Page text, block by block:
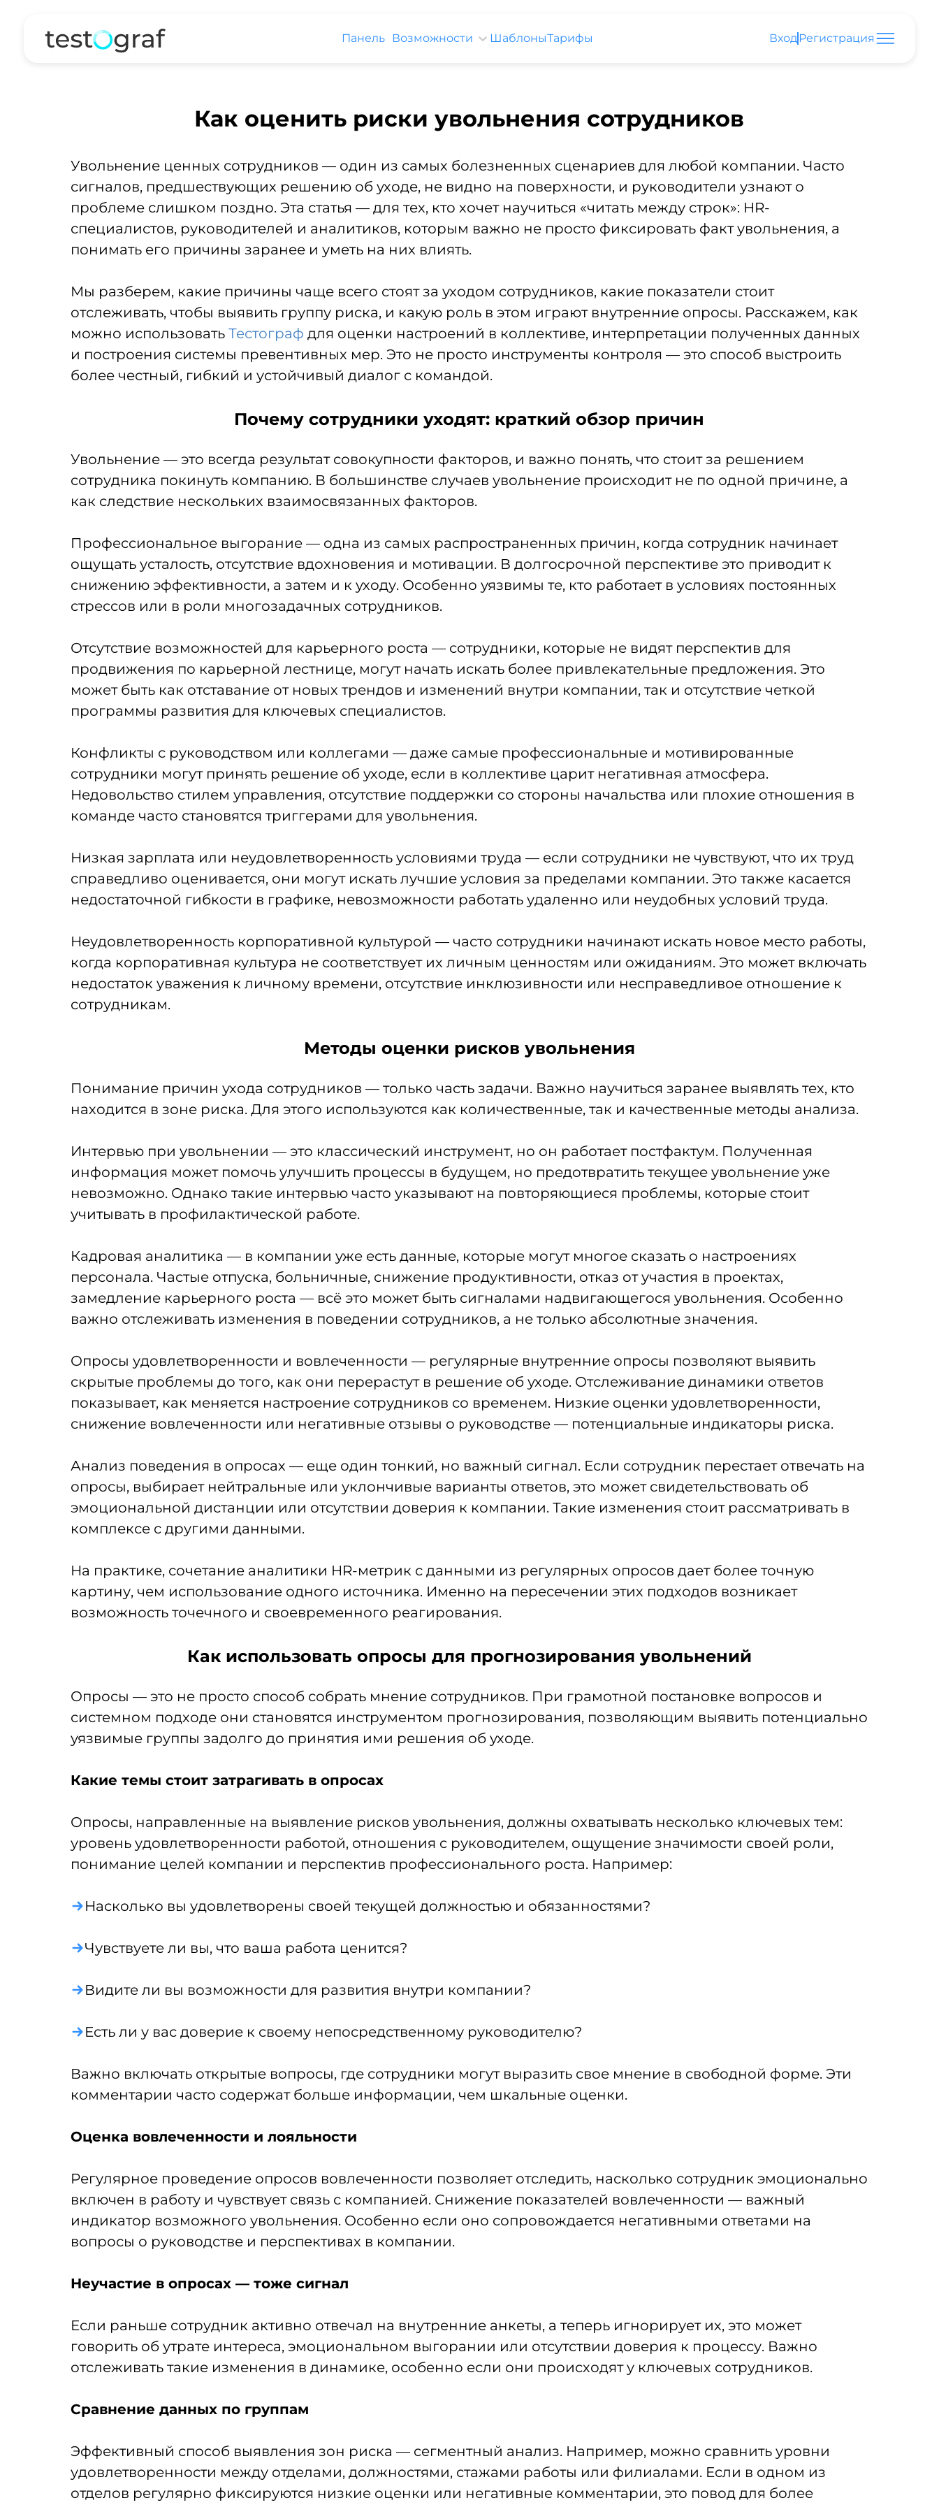
Панель Возможности ШаблоныТарифы Вход Регистрация
Как оценить риски увольнения сотрудников
Увольнение ценных сотрудников — один из самых болезненных сценариев для любой компании. Часто
сигналов, предшествующих решению об уходе, не видно на поверхности, и руководители узнают о
проблеме слишком поздно. Эта статья — для тех, кто хочет научиться «читать между строк»: HR-
специалистов, руководителей и аналитиков, которым важно не просто фиксировать факт увольнения, а
понимать его причины заранее и уметь на них влиять.
Мы разберем, какие причины чаще всего стоят за уходом сотрудников, какие показатели стоит
отслеживать, чтобы выявить группу риска, и какую роль в этом играют внутренние опросы. Расскажем, как
можно использовать Тестограф для оценки настроений в коллективе, интерпретации полученных данных
и построения системы превентивных мер. Это не просто инструменты контроля — это способ выстроить
более честный, гибкий и устойчивый диалог с командой.
Почему сотрудники уходят: краткий обзор причин
Увольнение — это всегда результат совокупности факторов, и важно понять, что стоит за решением
сотрудника покинуть компанию. В большинстве случаев увольнение происходит не по одной причине, а
как следствие нескольких взаимосвязанных факторов.
Профессиональное выгорание — одна из самых распространенных причин, когда сотрудник начинает
ощущать усталость, отсутствие вдохновения и мотивации. В долгосрочной перспективе это приводит к
снижению эффективности, а затем и к уходу. Особенно уязвимы те, кто работает в условиях постоянных
стрессов или в роли многозадачных сотрудников.
Отсутствие возможностей для карьерного роста — сотрудники, которые не видят перспектив для
продвижения по карьерной лестнице, могут начать искать более привлекательные предложения. Это
может быть как отставание от новых трендов и изменений внутри компании, так и отсутствие четкой
программы развития для ключевых специалистов.
Конфликты с руководством или коллегами — даже самые профессиональные и мотивированные
сотрудники могут принять решение об уходе, если в коллективе царит негативная атмосфера.
Недовольство стилем управления, отсутствие поддержки со стороны начальства или плохие отношения в
команде часто становятся триггерами для увольнения.
Низкая зарплата или неудовлетворенность условиями труда — если сотрудники не чувствуют, что их труд
справедливо оценивается, они могут искать лучшие условия за пределами компании. Это также касается
недостаточной гибкости в графике, невозможности работать удаленно или неудобных условий труда.
Неудовлетворенность корпоративной культурой — часто сотрудники начинают искать новое место работы,
когда корпоративная культура не соответствует их личным ценностям или ожиданиям. Это может включать
недостаток уважения к личному времени, отсутствие инклюзивности или несправедливое отношение к
сотрудникам.
Методы оценки рисков увольнения
Понимание причин ухода сотрудников — только часть задачи. Важно научиться заранее выявлять тех, кто
находится в зоне риска. Для этого используются как количественные, так и качественные методы анализа.
Интервью при увольнении — это классический инструмент, но он работает постфактум. Полученная
информация может помочь улучшить процессы в будущем, но предотвратить текущее увольнение уже
невозможно. Однако такие интервью часто указывают на повторяющиеся проблемы, которые стоит
учитывать в профилактической работе.
Кадровая аналитика — в компании уже есть данные, которые могут многое сказать о настроениях
персонала. Частые отпуска, больничные, снижение продуктивности, отказ от участия в проектах,
замедление карьерного роста — всё это может быть сигналами надвигающегося увольнения. Особенно
важно отслеживать изменения в поведении сотрудников, а не только абсолютные значения.
Опросы удовлетворенности и вовлеченности — регулярные внутренние опросы позволяют выявить
скрытые проблемы до того, как они перерастут в решение об уходе. Отслеживание динамики ответов
показывает, как меняется настроение сотрудников со временем. Низкие оценки удовлетворенности,
снижение вовлеченности или негативные отзывы о руководстве — потенциальные индикаторы риска.
Анализ поведения в опросах — еще один тонкий, но важный сигнал. Если сотрудник перестает отвечать на
опросы, выбирает нейтральные или уклончивые варианты ответов, это может свидетельствовать об
эмоциональной дистанции или отсутствии доверия к компании. Такие изменения стоит рассматривать в
комплексе с другими данными.
На практике, сочетание аналитики HR-метрик с данными из регулярных опросов дает более точную
картину, чем использование одного источника. Именно на пересечении этих подходов возникает
возможность точечного и своевременного реагирования.
Как использовать опросы для прогнозирования увольнений
Опросы — это не просто способ собрать мнение сотрудников. При грамотной постановке вопросов и
системном подходе они становятся инструментом прогнозирования, позволяющим выявить потенциально
уязвимые группы задолго до принятия ими решения об уходе.
Какие темы стоит затрагивать в опросах
Опросы, направленные на выявление рисков увольнения, должны охватывать несколько ключевых тем:
уровень удовлетворенности работой, отношения с руководителем, ощущение значимости своей роли,
понимание целей компании и перспектив профессионального роста. Например:
Насколько вы удовлетворены своей текущей должностью и обязанностями?
Чувствуете ли вы, что ваша работа ценится?
Видите ли вы возможности для развития внутри компании?
Есть ли у вас доверие к своему непосредственному руководителю?
Важно включать открытые вопросы, где сотрудники могут выразить свое мнение в свободной форме. Эти
комментарии часто содержат больше информации, чем шкальные оценки.
Оценка вовлеченности и лояльности
Регулярное проведение опросов вовлеченности позволяет отследить, насколько сотрудник эмоционально
включен в работу и чувствует связь с компанией. Снижение показателей вовлеченности — важный
индикатор возможного увольнения. Особенно если оно сопровождается негативными ответами на
вопросы о руководстве и перспективах в компании.
Неучастие в опросах — тоже сигнал
Если раньше сотрудник активно отвечал на внутренние анкеты, а теперь игнорирует их, это может
говорить об утрате интереса, эмоциональном выгорании или отсутствии доверия к процессу. Важно
отслеживать такие изменения в динамике, особенно если они происходят у ключевых сотрудников.
Сравнение данных по группам
Эффективный способ выявления зон риска — сегментный анализ. Например, можно сравнить уровни
удовлетворенности между отделами, должностями, стажами работы или филиалами. Если в одном из
отделов регулярно фиксируются низкие оценки или негативные комментарии, это повод для более